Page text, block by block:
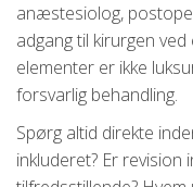
anæstesiolog,
adgang til kirurgen
elementer er ikke
forsvarlig behandling.
Spørg altid direkte
inkluderet? Er revision